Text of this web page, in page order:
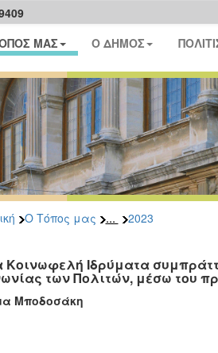
ΜΑΣ Ο ΔΗΜΟΣ
Ο Τόπος μας ... 2023
Κοινωφελή Ιδρύματα
των Πολιτών, μέσω του
Μποδοσάκη